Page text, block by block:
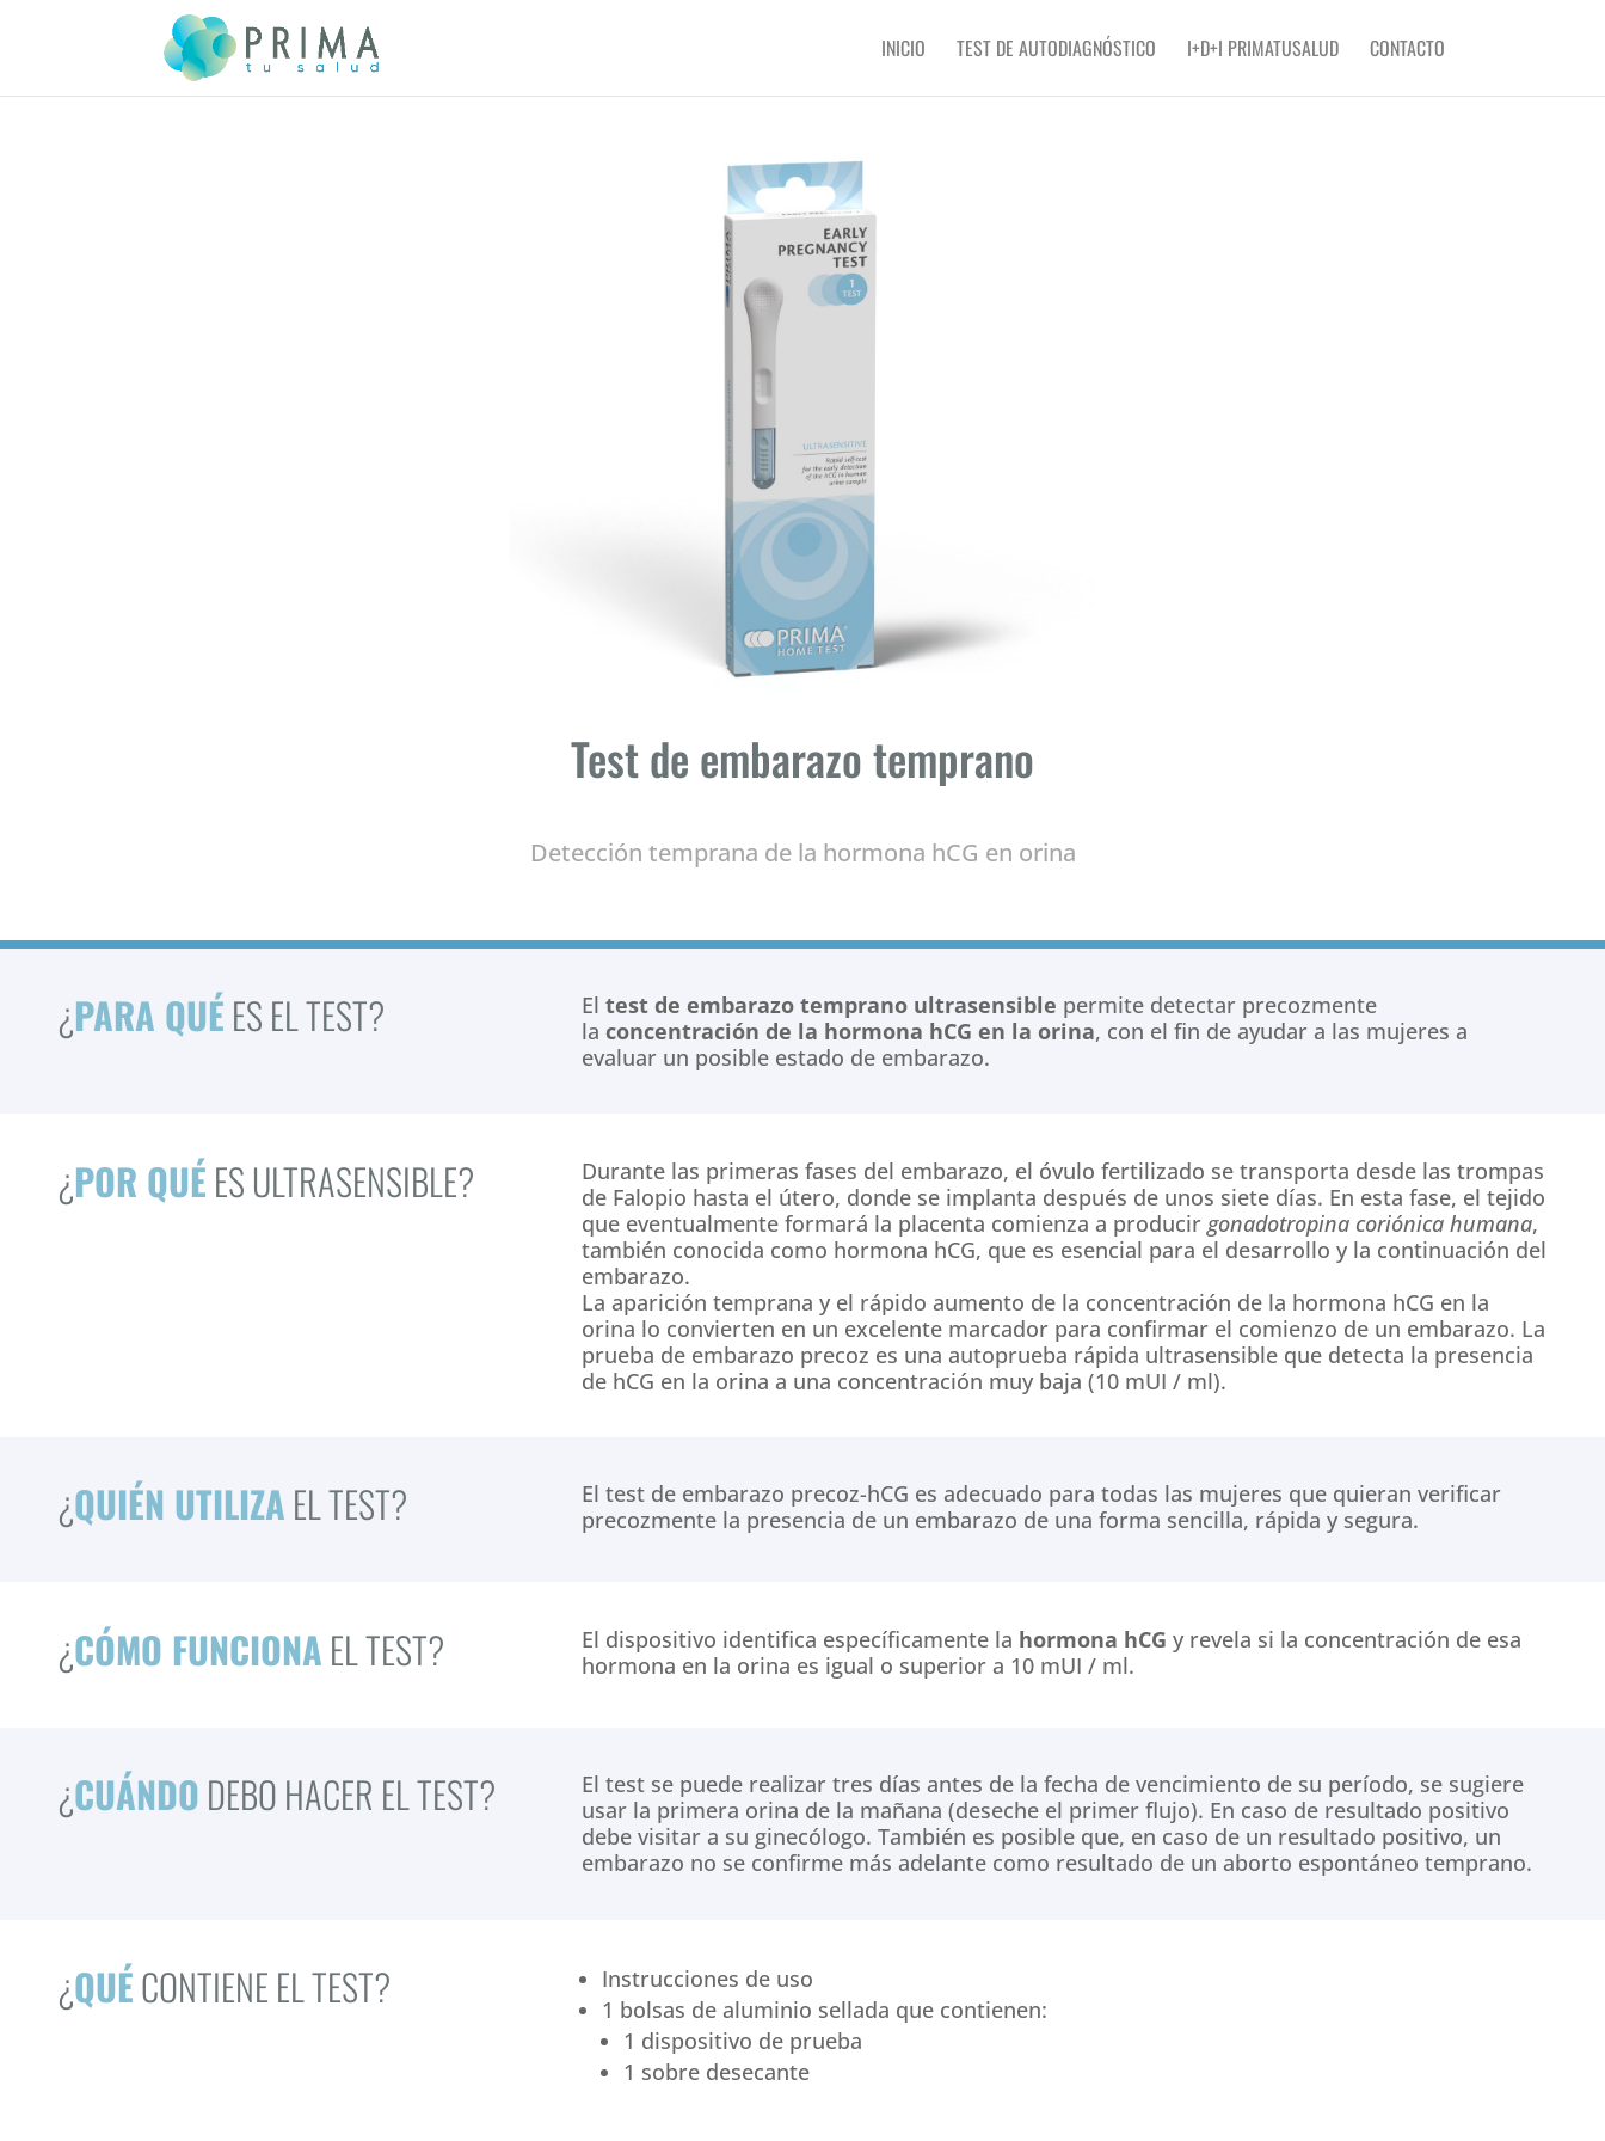
INICIO TEST DE AUTODIAGNÓSTICO I+D+I PRIMATUSALUD CONTACTO
Test de embarazo temprano
Detección temprana de la hormona hCG en orina
¿PARA QUÉ ES EL TEST? El test de embarazo temprano ultrasensible permite detectar precozmente
la concentración de la hormona hCG en la orina, con el fin de ayudar a las mujeres a
evaluar un posible estado de embarazo.
¿POR QUÉ ES ULTRASENSIBLE?
Durante las primeras fases del embarazo, el óvulo fertilizado se transporta desde las trompas
de Falopio hasta el útero, donde se implanta después de unos siete días. En esta fase, el tejido
que eventualmente formará la placenta comienza a producir gonadotropina coriónica humana,
también conocida como hormona hCG, que es esencial para el desarrollo y la continuación del
embarazo.
La aparición temprana y el rápido aumento de la concentración de la hormona hCG en la
orina lo convierten en un excelente marcador para confirmar el comienzo de un embarazo. La
prueba de embarazo precoz es una autoprueba rápida ultrasensible que detecta la presencia
de hCG en la orina a una concentración muy baja (10 mUI / ml).
¿QUIÉN UTILIZA EL TEST?
El test de embarazo precoz-hCG es adecuado para todas las mujeres que quieran verificar
precozmente la presencia de un embarazo de una forma sencilla, rápida y segura.
¿CÓMO FUNCIONA EL TEST? El dispositivo identifica específicamente la hormona hCG y revela si la concentración de esa
hormona en la orina es igual o superior a 10 mUI / ml.
¿CUÁNDO DEBO HACER EL TEST?
El test se puede realizar tres días antes de la fecha de vencimiento de su período, se sugiere
usar la primera orina de la mañana (deseche el primer flujo). En caso de resultado positivo
debe visitar a su ginecólogo. También es posible que, en caso de un resultado positivo, un
embarazo no se confirme más adelante como resultado de un aborto espontáneo temprano.
¿QUÉCONTIENE EL TEST?
Instrucciones de uso
1 bolsas de aluminio sellada que contienen:
1 dispositivo de prueba
1 sobre desecante